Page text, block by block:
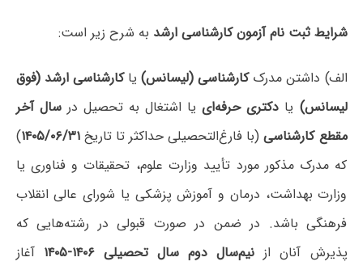
شرایط ثبت نام آزمون کارشناسی ارشد به شرح زیر است:
الف) داشتن مدرککارشناسی (لیسانس) یاکارشناسی ارشد (فوق
لیسانس) یا دکتری حرفه‌اییا اشتغال به تحصیل درسال آخر
مقطع کارشناسی(با فارغ‌التحصیلی حداکثر تا تاریخ۱۴۰۵/۰۶/۳۱)
که مدرک مذکور مورد تأیید وزارت علوم، تحقیقات و فناوری یا
وزارت بهداشت، درمان و آموزش پزشکی یا شورای عالی انقلاب
فرهنگی باشد. در ضمن در صورت قبولی در رشته‌هایی که
پذیرش آنان از نیم‌سال دوم سال تحصیلی ۱۴۰۶-۱۴۰۵
آغاز